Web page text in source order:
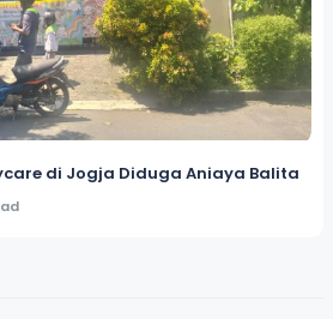
di Jogja Diduga Aniaya Balita